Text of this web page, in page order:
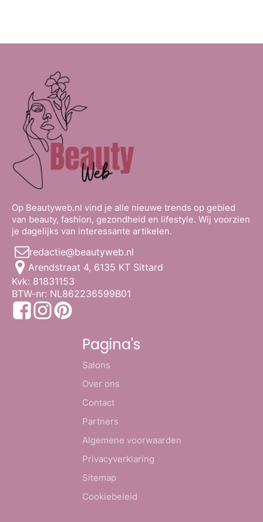
Op Beautyweb.nl vind je alle nieuwe trends op gebied
van beauty, fashion, gezondheid en lifestyle. Wij voorzien
je dagelijks van interessante artikelen.
redactie@beautyweb.nl
Arendstraat 4, 6135 KT Sittard
Kvk: 81831153
BTW-nr: NL862236599B01
Pagina's
Salons
Over ons
Contact
Partners
Algemene voorwaarden
Privacyverklaring
Sitemap
Cookiebeleid